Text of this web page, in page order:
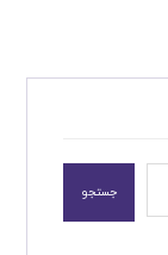
جستجو